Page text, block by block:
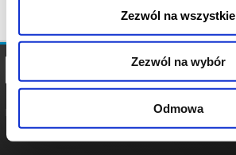
Zezwól na wszystkie
Zezwól na wybór
Odmowa
POLITYKA